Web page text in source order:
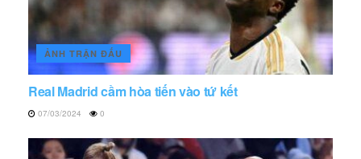
ẢNH TRẬN ĐẤU
Real Madrid cầm hòa tiến vào tứ kết
07/03/2024 0